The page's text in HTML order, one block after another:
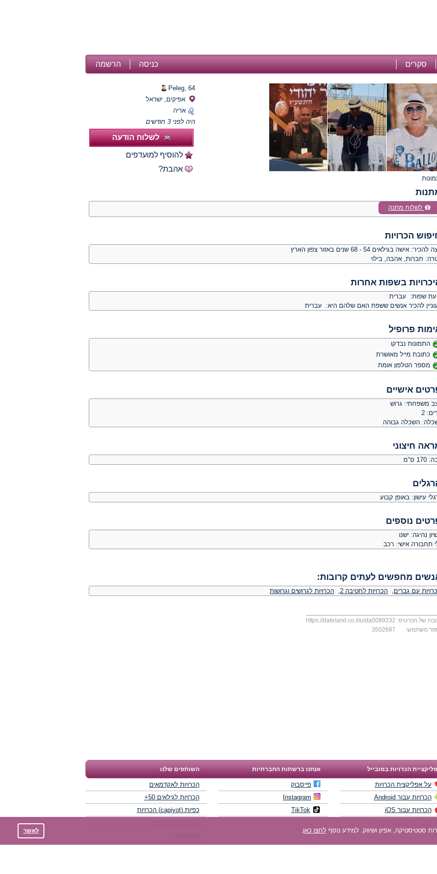
סקרים הרשמה כניסה
Peleg, 64
אפיקים, ישראל
אריה
היה לפני 3 חודשים
לשלוח הודעה
להוסיף למועדפים
אהבת?
לשלוח מתנה
הכרויות
להכיר: אישה בגילאים 54 - 68 שנים באזור צפון הארץ
חברות, אהבה, בילוי
בשפות אחרות
שפות: עברית
להכיר אנשים ששפת האם שלהם היא: עברית
פרופיל
התמונות נבדקו
כתובת מייל מאושרת
מספר הטלפון אומת
אישיים
משפחתי: גרוש
2
השכלה גבוהה
חיצוני
ס"מ
עישון: באופן קבוע
נוספים
נהיגה: ישנו
תחבורה אישי: רכב
מחפשים לעתים קרובות:
עם גברים, הכרויות לחטיבה 2 , הכרויות לגרושים וגרושות
של הכרטיס: https://dateland.co.il/u/da0089232
משתמש:
3502687
הכרויות במובייל אנחנו ברשתות החברתיות השותפים שלנו
על אפליקצית הכרויות
הכרויות עבור Android
הכרויות עבור iOS
פייסבוק
Instagram
TikTok
הכרויות לאקדמאים
הכרויות לגילאים 50+
כפיות (capiyot) הכרויות
לחצו כאן. לאשר